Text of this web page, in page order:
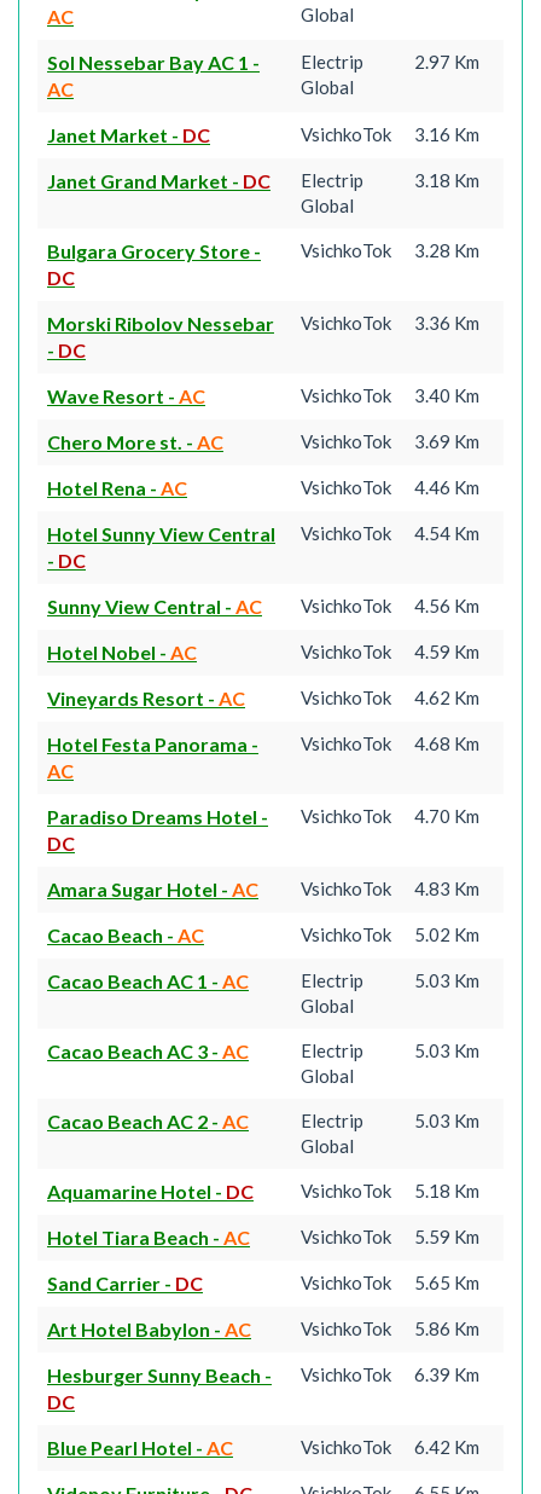
AC
Global
Sol Nessebar Bay AC 1 -
AC
Electrip
Global
2.97 Km
Janet Market - DC VsichkoTok 3.16 Km
Janet Grand Market - DC
Electrip
Global
3.18 Km
Bulgara Grocery Store -
DC
VsichkoTok 3.28 Km
Morski Ribolov Nessebar
- DC
VsichkoTok 3.36 Km
Wave Resort - AC VsichkoTok 3.40 Km
Chero More st. - AC VsichkoTok 3.69 Km
Hotel Rena - AC VsichkoTok 4.46 Km
Hotel Sunny View Central
- DC
VsichkoTok 4.54 Km
Sunny View Central - AC VsichkoTok 4.56 Km
Hotel Nobel - AC VsichkoTok 4.59 Km
Vineyards Resort - AC VsichkoTok 4.62 Km
Hotel Festa Panorama -
AC
VsichkoTok 4.68 Km
Paradiso Dreams Hotel -
DC
VsichkoTok 4.70 Km
Amara Sugar Hotel - AC VsichkoTok 4.83 Km
Cacao Beach - AC VsichkoTok 5.02 Km
Cacao Beach AC 1 - AC
Electrip
Global
5.03 Km
Cacao Beach AC 3 - AC
Electrip
Global
5.03 Km
Cacao Beach AC 2 - AC
Electrip
Global
5.03 Km
Aquamarine Hotel - DC VsichkoTok 5.18 Km
Hotel Tiara Beach - AC VsichkoTok 5.59 Km
Sand Carrier - DC VsichkoTok 5.65 Km
Art Hotel Babylon - AC VsichkoTok 5.86 Km
Hesburger Sunny Beach -
DC
VsichkoTok 6.39 Km
Blue Pearl Hotel - AC VsichkoTok 6.42 Km